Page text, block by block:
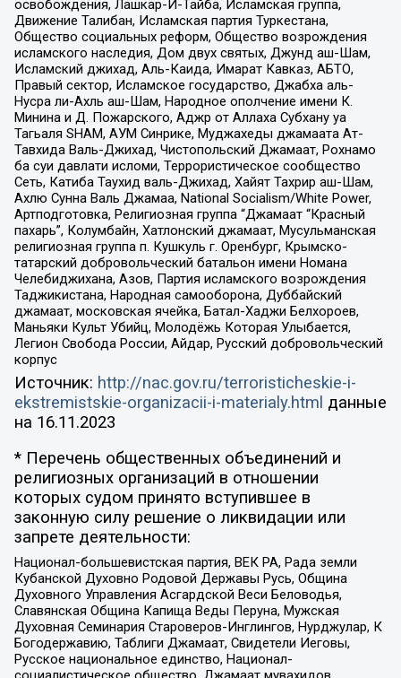
освобождения, Лашкар-И-Тайба, Исламская группа,
Движение Талибан, Исламская партия Туркестана,
Общество социальных реформ, Общество возрождения
исламского наследия, Дом двух святых, Джунд аш-Шам,
Исламский джихад, Аль-Каида, Имарат Кавказ, АБТО,
Правый сектор, Исламское государство, Джабха аль-
Нусра ли-Ахль аш-Шам, Народное ополчение имени К.
Минина и Д. Пожарского, Аджр от Аллаха Субхану уа
Тагьаля SHAM, АУМ Синрике, Муджахеды джамаата Ат-
Тавхида Валь-Джихад, Чистопольский Джамаат, Рохнамо
ба суи давлати исломи, Террористическое сообщество
Сеть, Катиба Таухид валь-Джихад, Хайят Тахрир аш-Шам,
Ахлю Сунна Валь Джамаа, National Socialism/White Power,
Артподготовка, Религиозная группа “Джамаат “Красный
пахарь”, Колумбайн, Хатлонский джамаат, Мусульманская
религиозная группа п. Кушкуль г. Оренбург, Крымско-
татарский добровольческий батальон имени Номана
Челебиджихана, Азов, Партия исламского возрождения
Таджикистана, Народная самооборона, Дуббайский
джамаат, московская ячейка, Батал-Хаджи Белхороев,
Маньяки Культ Убийц, Молодёжь Которая Улыбается,
Легион Свобода России, Айдар, Русский добровольческий
корпус
Источник: http://nac.gov.ru/terroristicheskie-i-
ekstremistskie-organizacii-i-materialy.html данные
на 16.11.2023
* Перечень общественных объединений и
религиозных организаций в отношении
которых судом принято вступившее в
законную силу решение о ликвидации или
запрете деятельности:
Национал-большевистская партия, ВЕК РА, Рада земли
Кубанской Духовно Родовой Державы Русь, Община
Духовного Управления Асгардской Веси Беловодья,
Славянская Община Капища Веды Перуна, Мужская
Духовная Семинария Староверов-Инглингов, Нурджулар, К
Богодержавию, Таблиги Джамаат, Свидетели Иеговы,
Русское национальное единство, Национал-